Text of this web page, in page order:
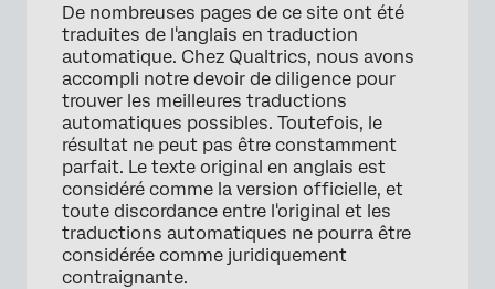
De nombreuses pages de ce site ont été
traduites de l'anglais en traduction
automatique. Chez Qualtrics, nous avons
accompli notre devoir de diligence pour
trouver les meilleures traductions
automatiques possibles. Toutefois, le
résultat ne peut pas être constamment
parfait. Le texte original en anglais est
considéré comme la version officielle, et
toute discordance entre l'original et les
traductions automatiques ne pourra être
considérée comme juridiquement
contraignante.